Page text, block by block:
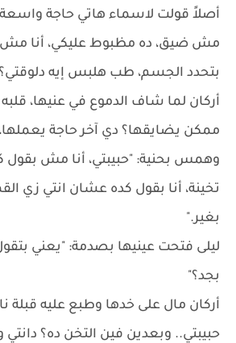
أصلاً قولت لاسماء هاتي حاجة
مش ضيق، ده مظبوط عليكي، أنا مش
بتحدد الجسم، طب هلبس إيه
أركان لما شاف الدموع في عنيها،
ممكن يضايقها؟ دي آخر حاجة
وهمس بحنية: "حبيبتي، أنا مش بقول
تخينة، أنا بقول كده عشان انتي زي
بغير."
ليلى فتحت عينيها بصدمة: "يعني
بجد؟"
أركان مال على خدها وطبع عليه قبلة
حبيبتي.. وبعدين فين التخن ده؟ دانتي